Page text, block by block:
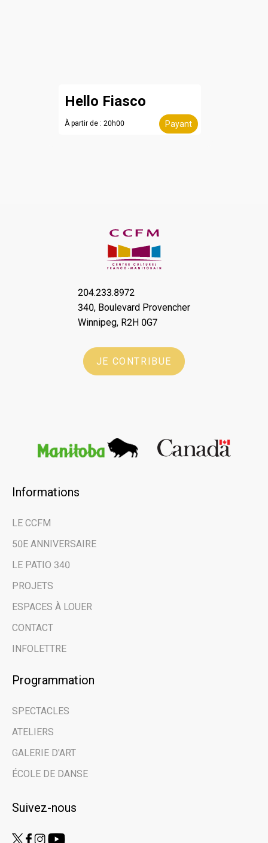
Hello Fiasco
À partir de : 20h00 Payant
204.233.8972
340, Boulevard Provencher
Winnipeg, R2H 0G7
JE CONTRIBUE
Informations
LE CCFM
50E ANNIVERSAIRE
LE PATIO 340
PROJETS
ESPACES À LOUER
CONTACT
INFOLETTRE
Programmation
SPECTACLES
ATELIERS
GALERIE D'ART
ÉCOLE DE DANSE
Suivez-nous
Restez au courant
des dernières
nouvelles et des
évènements à venir
grâce à notre
infolettre.
Email address
Nom de famille | Last Name
Nom de votre organisme | Name of your
organization